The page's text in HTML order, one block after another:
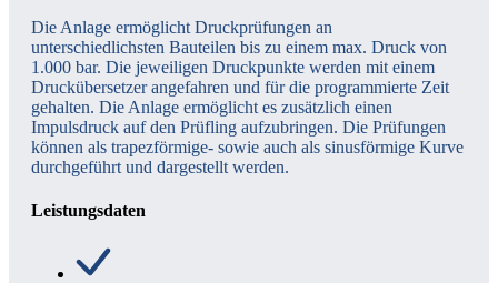
Die Anlage ermöglicht Druckprüfungen an
unterschiedlichsten Bauteilen bis zu einem max. Druck von
1.000 bar. Die jeweiligen Druckpunkte werden mit einem
Druckübersetzer angefahren und für die programmierte Zeit
gehalten. Die Anlage ermöglicht es zusätzlich einen
Impulsdruck auf den Prüfling aufzubringen. Die Prüfungen
können als trapezförmige- sowie auch als sinusförmige Kurve
durchgeführt und dargestellt werden.
Leistungsdaten